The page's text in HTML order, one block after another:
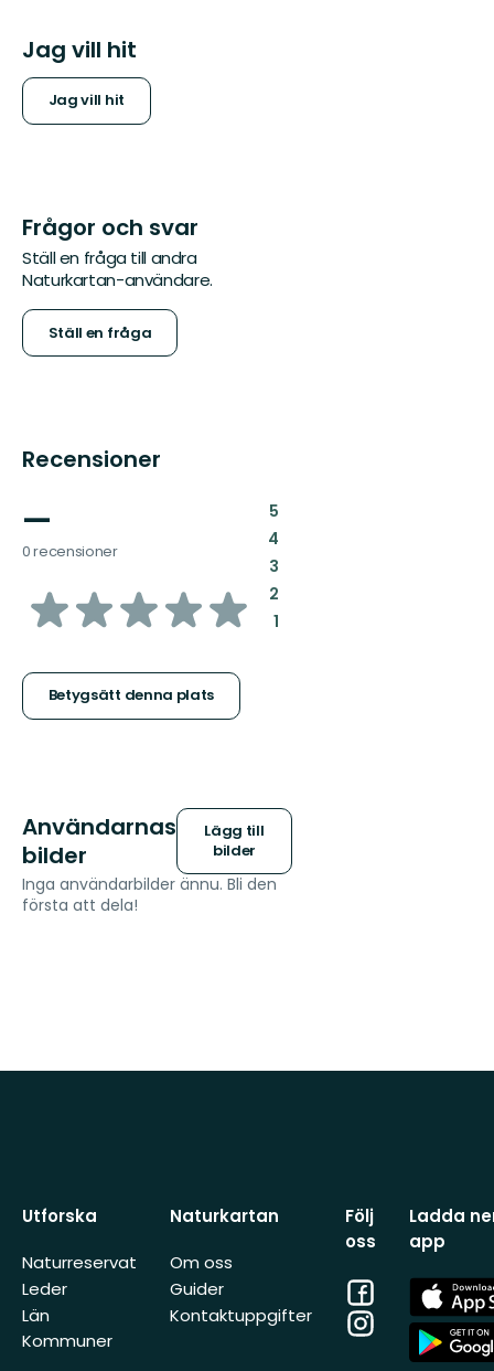
Jag vill hit
Jag vill hit
Frågor och svar
Ställ en fråga till andra
Naturkartan-användare.
Ställ en fråga
Recensioner
—
0 recensioner
av
stjärnor
Betygsätt denna plats
5:
4:
3:
2:
1:
Användarnas
bilder
Lägg till
bilder
Inga användarbilder ännu. Bli den
första att dela!
Utforska
Naturreservat
Leder
Län
Kommuner
Naturkartan
Om oss
Guider
Kontaktuppgifter
Följ
oss
Facebook
Instagram
Ladda
app
App
Store
App
Store